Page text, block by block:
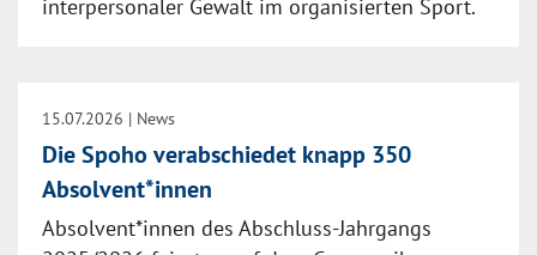
interpersonaler Gewalt im organisierten Sport.
15.07.2026 | News
Die Spoho verabschiedet knapp 350
Absolvent*innen
Absolvent*innen des Abschluss-Jahrgangs